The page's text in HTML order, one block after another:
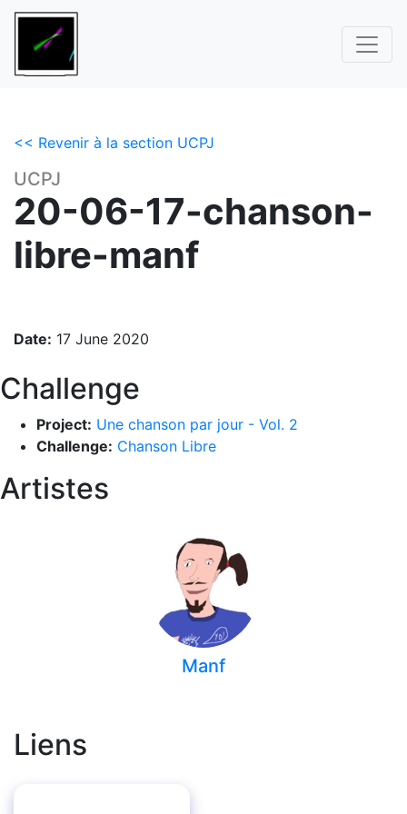
<< Revenir à la section UCPJ
UCPJ
20-06-17-chanson-
libre-manf
Date: 17 June 2020
Challenge
Project: Une chanson par jour - Vol. 2
Challenge: Chanson Libre
Artistes
Manf
Liens